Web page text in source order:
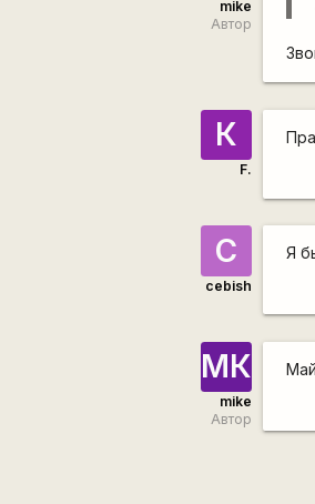
mike
Автор
К
F.
C
cebish
Я
МК
mike
Автор